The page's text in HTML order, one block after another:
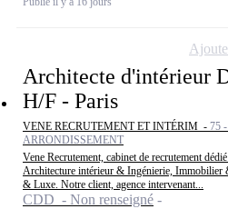
Architecte d'intérieur
H/F - Paris
VENE RECRUTEMENT ET INTÉRIM - 75
ARRONDISSEMENT
Vene Recrutement, cabinet de recrutement
Architecture intérieur & Ingénierie, Immobilier
& Luxe. Notre client, agence intervenant...
CDD - Non renseigné